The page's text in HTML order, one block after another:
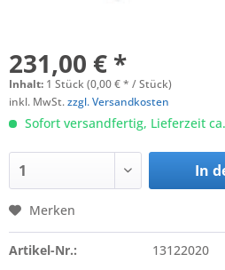
231,00 € *
Inhalt: 1 Stück (0,00 € * / Stück)
inkl. MwSt.zzgl. Versandkosten
Sofort versandfertig, Lieferzeit
In
Merken
Artikel-Nr.: 13122020